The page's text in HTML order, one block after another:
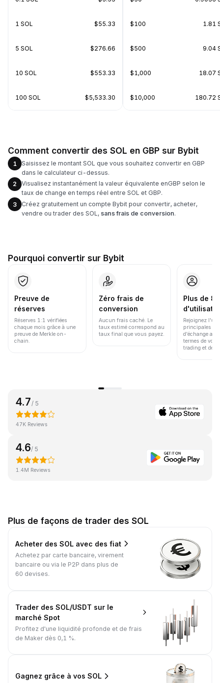
1 SOL $55.33
5 SOL $276.66
10 SOL $553.33
100 SOL $5,533.30
$100 1.81
$500 9.04
$1,000 18.07
$10,000 180.72
Comment convertir des SOL en GBP sur Bybit
1
Saisissez le montant SOL que vous souhaitez convertir en GBP
dans le calculateur ci-dessus.
2
Visualisez instantanément la valeur équivalente enGBP selon le
taux de change en temps réel entre SOL et GBP.
3
Créez gratuitement un compte Bybit pour convertir, acheter,
vendre ou trader des SOL, sans frais de conversion.
Pourquoi convertir sur Bybit
Preuve de
réserves
Réserves 1:1 vérifiées
chaque mois grâce à une
preuve de Merkle on-
chain.
Zéro frais de
conversion
Aucun frais caché. Le
taux estimé correspond au
taux final que vous payez.
Plus de
Rejoignez
principales
d'échange au
termes de
trading et de
4.7 / 5
47K Reviews
4.6/ 5
1.4M Reviews
Plus de façons de trader des SOL
Acheter des SOL avec des fiat
Achetez par carte bancaire, virement
bancaire ou via le P2P dans plus de
60 devises.
Trader des SOL/USDT sur le
marché Spot
Profitez d'une liquidité profonde et de frais
de Maker dès 0,1 %.
Gagnez grâce à vos SOL